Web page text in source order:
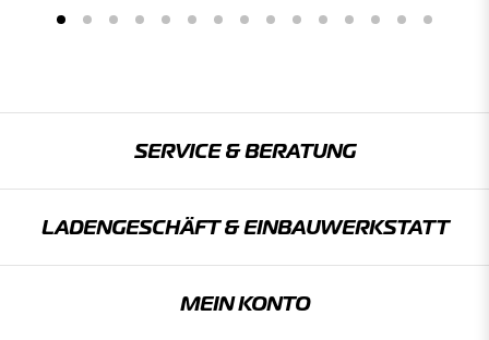
SERVICE & BERATUNG
LADENGESCHÄFT & EINBAU­WERKSTATT
MEIN KONTO